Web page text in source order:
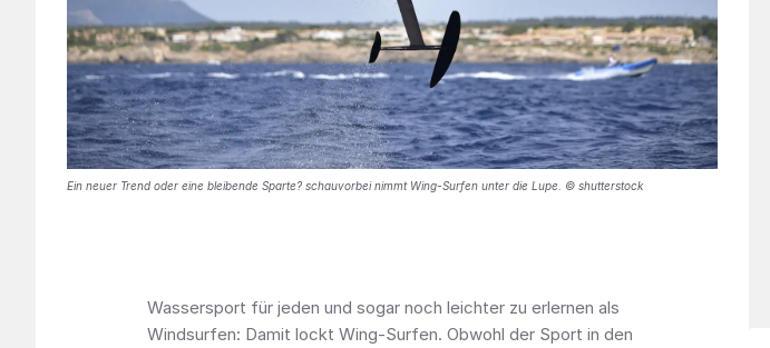
Ein neuer Trend oder eine bleibende Sparte? schauvorbei nimmt Wing-Surfen unter die Lupe. © shutterstock
Wassersport für jeden und sogar noch leichter zu erlernen als
Windsurfen: Damit lockt Wing-Surfen. Obwohl der Sport in den